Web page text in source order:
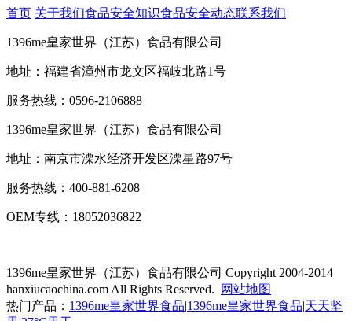
首页 关于我们食品安全知识食品安全动态联系我们
1396me皇家世界（江苏）食品有限公司
地址：福建省漳州市龙文区福岐北路1号
服务热线：0596-2106888
1396me皇家世界（江苏）食品有限公司
地址：南京市溧水经济开发区溧星路97号
服务热线：400-881-6208
OEM专线：18052036822
1396me皇家世界（江苏）食品有限公司 Copyright 2004-2014
hanxiucaochina.com All Rights Reserved.
网站地图
热门产品： 1396me皇家世界食品|1396me皇家世界食品|天天坚